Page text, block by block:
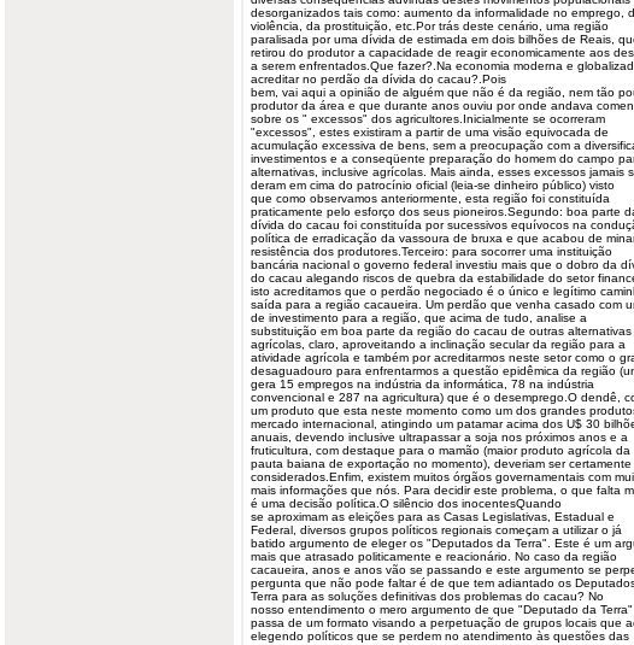
desorganizados tais como: aumento da informalidade no emprego,
violência, da prostituição, etc.Por trás deste cenário, uma região
paralisada por uma dívida de estimada em dois bilhões de Reais,
retirou do produtor a capacidade de reagir economicamente aos
a serem enfrentados.Que fazer?.Na economia moderna e
acreditar no perdão da dívida do cacau?.Pois
bem, vai aqui a opinião de alguém que não é da região, nem tão
produtor da área e que durante anos ouviu por onde andava
sobre os " excessos" dos agricultores.Inicialmente se ocorreram
"excessos", estes existiram a partir de uma visão equivocada de
acumulação excessiva de bens, sem a preocupação com a
investimentos e a conseqüente preparação do homem do campo
alternativas, inclusive agrícolas. Mais ainda, esses excessos jamais
deram em cima do patrocínio oficial (leia-se dinheiro público) visto
que como observamos anteriormente, esta região foi constituída
praticamente pelo esforço dos seus pioneiros.Segundo: boa parte
dívida do cacau foi constituída por sucessivos equívocos na
política de erradicação da vassoura de bruxa e que acabou de
resistência dos produtores.Terceiro: para socorrer uma instituição
bancária nacional o governo federal investiu mais que o dobro da
do cacau alegando riscos de quebra da estabilidade do setor
isto acreditamos que o perdão negociado é o único e legítimo
saída para a região cacaueira. Um perdão que venha casado com
de investimento para a região, que acima de tudo, analise a
substituição em boa parte da região do cacau de outras alternativas
agrícolas, claro, aproveitando a inclinação secular da região para a
atividade agrícola e também por acreditarmos neste setor como o
desaguadouro para enfrentarmos a questão epidêmica da região
gera 15 empregos na indústria da informática, 78 na indústria
convencional e 287 na agricultura) que é o desemprego.O dendê,
um produto que esta neste momento como um dos grandes
mercado internacional, atingindo um patamar acima dos U$ 30
anuais, devendo inclusive ultrapassar a soja nos próximos anos e a
fruticultura, com destaque para o mamão (maior produto agrícola da
pauta baiana de exportação no momento), deveriam ser certamente
considerados.Enfim, existem muitos órgãos governamentais com
mais informações que nós. Para decidir este problema, o que falta
é uma decisão política.O silêncio dos inocentesQuando
se aproximam as eleições para as Casas Legislativas, Estadual e
Federal, diversos grupos políticos regionais começam a utilizar o já
batido argumento de eleger os "Deputados da Terra". Este é um
mais que atrasado politicamente e reacionário. No caso da região
cacaueira, anos e anos vão se passando e este argumento se
pergunta que não pode faltar é de que tem adiantado os
Terra para as soluções definitivas dos problemas do cacau? No
nosso entendimento o mero argumento de que "Deputado da
passa de um formato visando a perpetuação de grupos locais que
elegendo políticos que se perdem no atendimento às questões das